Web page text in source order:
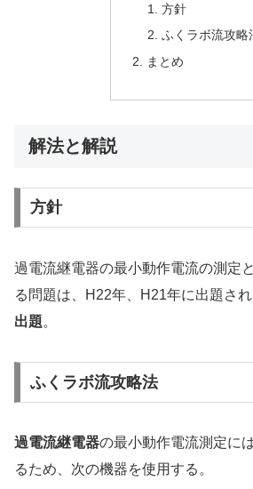
方針
ふくラボ流攻略
まとめ
解法と解説
方針
過電流継電器の最小動作電流の測定
る問題は、H22年、H21年に出題さ
出題。
ふくラボ流攻略法
過電流継電器の最小動作電流測定には
るため、次の機器を使用する。